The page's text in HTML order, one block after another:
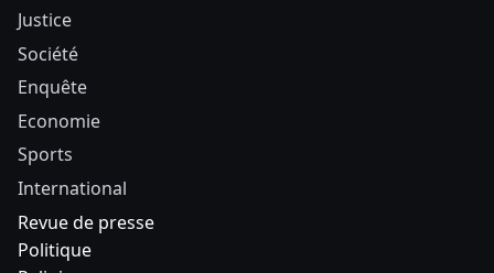
Justice
Société
Enquête
Economie
Sports
International
Revue de presse
Politique